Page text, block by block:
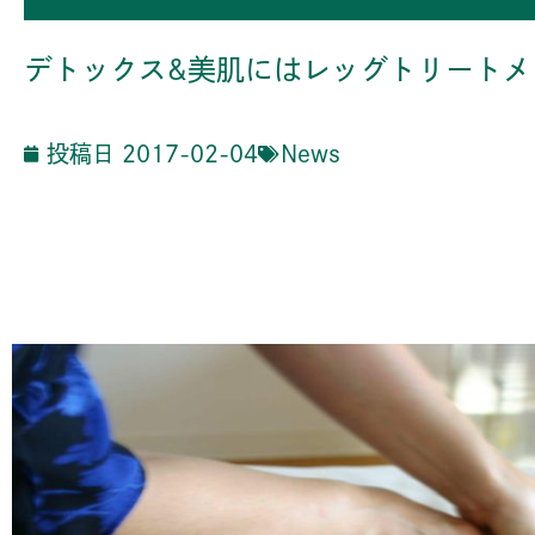
デトックス&美肌にはレッグトリート
投稿日 2017-02-04 News